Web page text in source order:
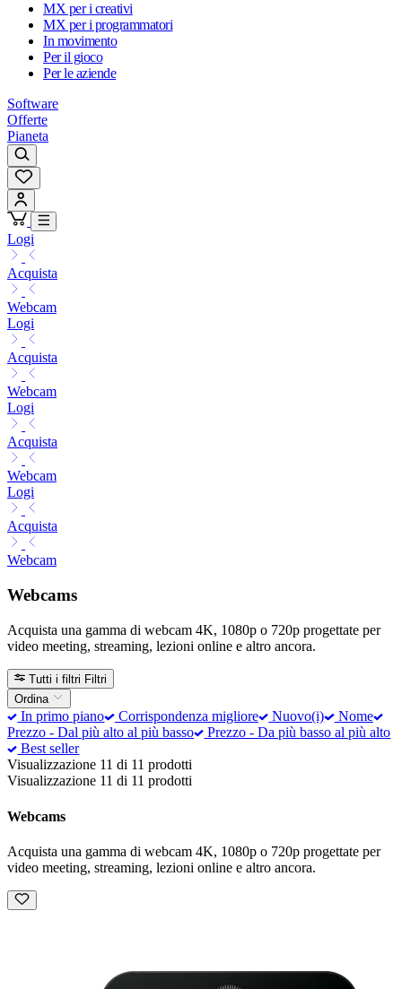
MX per i creativi
MX per i programmatori
In movimento
Per il gioco
Per le aziende
Software
Offerte
Pianeta
Logi
Acquista
Webcam
Logi
Acquista
Webcam
Logi
Acquista
Webcam
Logi
Acquista
Webcam
Webcams
Acquista una gamma di webcam 4K, 1080p o 720p progettate per
video meeting, streaming, lezioni online e altro ancora.
Tutti i filtri Filtri
Ordina
In primo piano Corrispondenza migliore Nuovo(i)
Nome
Prezzo - Dal più alto al più basso
Prezzo - Da più basso al più alto
Best seller
Visualizzazione 11 di 11 prodotti
Visualizzazione 11 di 11 prodotti
Webcams
Acquista una gamma di webcam 4K, 1080p o 720p progettate per
video meeting, streaming, lezioni online e altro ancora.